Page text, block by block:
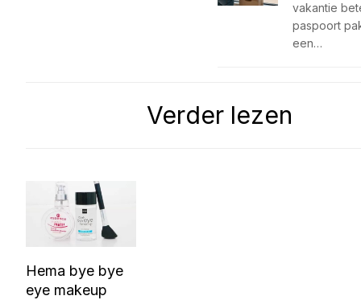
vakantie
paspoort
een…
Verder lezen
Hema bye bye
eye makeup